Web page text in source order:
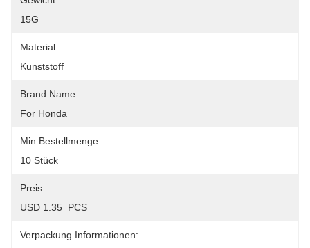
15G
Material:
Kunststoff
Brand Name:
For Honda
Min Bestellmenge:
10 Stück
Preis:
USD 1.35  PCS
Verpackung Informationen: